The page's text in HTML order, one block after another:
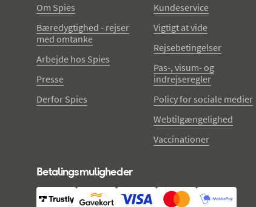
Om Spies
Bæredygtighed - rejser
med omtanke
Arbejde hos Spies
Presse
Derfor Spies
Kundeservice
Vigtigt at vide
Rejsebetingelser
Pas-, visum- og
indrejseregler
Policy for sociale medier
Webtilgængelighed
Vaccinationer
Betalingsmuligheder